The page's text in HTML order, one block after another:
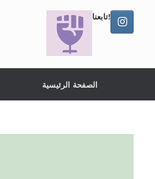
تابعنا!
الصفحة الرئيسية